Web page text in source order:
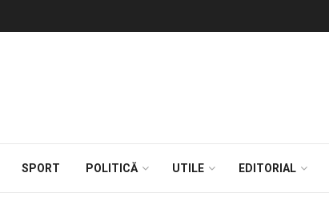
SPORT POLITICĂ UTILE EDITORIAL